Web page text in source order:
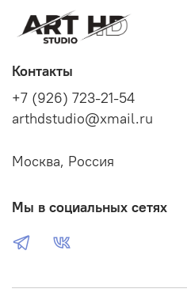
Контакты
+7 (926) 723-21-54
arthdstudio@xmail.ru
Москва, Россия
Мы в социальных сетях